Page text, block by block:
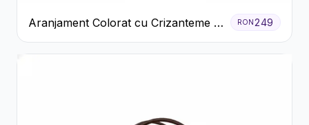
Aranjament Colorat cu Crizanteme în
Cutie Rustică
RON249